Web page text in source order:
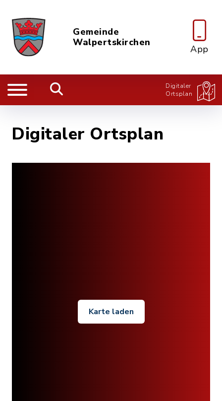
Gemeinde
Walpertskirchen
App
Digitaler
Ortsplan
Digitaler Ortsplan
Karte laden